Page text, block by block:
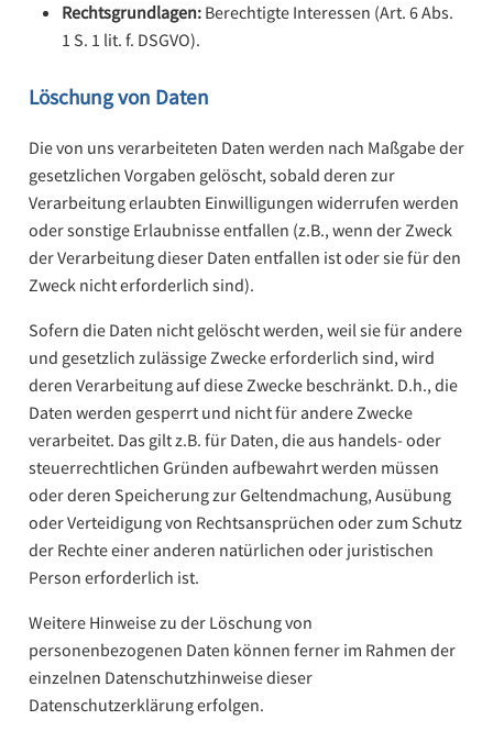
Rechtsgrundlagen:Berechtigte Interessen (Art. 6 Abs.
1 S. 1 lit. f. DSGVO).
Löschung von Daten
Die von uns verarbeiteten Daten werden nach Maßgabe der
gesetzlichen Vorgaben gelöscht, sobald deren zur
Verarbeitung erlaubten Einwilligungen widerrufen werden
oder sonstige Erlaubnisse entfallen (z.B., wenn der Zweck
der Verarbeitung dieser Daten entfallen ist oder sie für den
Zweck nicht erforderlich sind).
Sofern die Daten nicht gelöscht werden, weil sie für andere
und gesetzlich zulässige Zwecke erforderlich sind, wird
deren Verarbeitung auf diese Zwecke beschränkt. D.h., die
Daten werden gesperrt und nicht für andere Zwecke
verarbeitet. Das gilt z.B. für Daten, die aus handels- oder
steuerrechtlichen Gründen aufbewahrt werden müssen
oder deren Speicherung zur Geltendmachung, Ausübung
oder Verteidigung von Rechtsansprüchen oder zum Schutz
der Rechte einer anderen natürlichen oder juristischen
Person erforderlich ist.
Weitere Hinweise zu der Löschung von
personenbezogenen Daten können ferner im Rahmen der
einzelnen Datenschutzhinweise dieser
Datenschutzerklärung erfolgen.